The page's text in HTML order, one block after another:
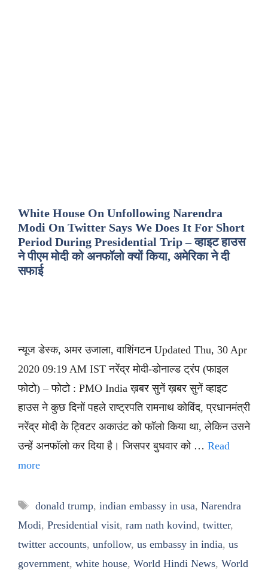
White House On Unfollowing Narendra
Modi On Twitter Says We Does It For Short
Period During Presidential Trip – व्हाइट हाउस
ने पीएम मोदी को अनफॉलो क्यों किया, अमेरिका ने दी
सफाई
न्यूज डेस्क, अमर उजाला, वाशिंगटन Updated Thu, 30 Apr
2020 09:19 AM IST नरेंद्र मोदी-डोनाल्ड ट्रंप (फाइल
फोटो) – फोटो : PMO India ख़बर सुनें ख़बर सुनें व्हाइट
हाउस ने कुछ दिनों पहले राष्ट्रपति रामनाथ कोविंद, प्रधानमंत्री
नरेंद्र मोदी के ट्विटर अकाउंट को फॉलो किया था, लेकिन उसने
उन्हें अनफॉलो कर दिया है। जिसपर बुधवार को … Read
more
Tags
donald trump, indian embassy in usa, Narendra
Modi, Presidential visit, ram nath kovind, twitter,
twitter accounts, unfollow, us embassy in india, us
government, white house, World Hindi News, World